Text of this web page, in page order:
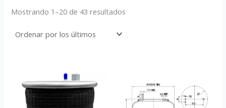
Mostrando 1–20 de 43 resultados